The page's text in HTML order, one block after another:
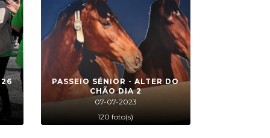
PASSEIO SÉNIOR - ALTER DO
CHÃO DIA 2
07-07-2023
120 foto(s)